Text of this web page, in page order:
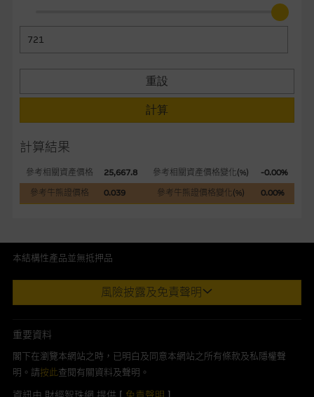
重設
計算
計算結果
參考相關資產價格 25,667.8 參考相關資產價格變化(%)
-0.00%
參考牛熊證價格
0.039 參考牛熊證價格變化(%) 0.00%
網站內容不構成要約及徵求要約，或作為任何合約的根據，以購
買或銷售任何證券、貸款或其他工具。網站內容由麥格理集團所
準備的資料編製而成，但不包括麥格理集團職員所知的資料。
在法律最大許可的情況下，麥格理集團及其任何相關公司或其董
事、高層職員、僱員或代理人不作陳述，亦不保證網站內容，或
任何與本網站相連結的第三者網站，在任何用途方面均可靠、完
整、合時及準確，對任何因任何形式(包括疏忽)由於網站內容的
錯誤、失實、遺漏、或任何人士對網站內容的依賴而導致的損失
或損毀，亦一概不會承擔責任或債務。
本使用條款的所有方面均受香港法例管限。
與結構性產品有關的風險
結構性產品並無抵押品，如發行人無力償債或違約，投資者可能
表現並不反映未來表現。產品的第二市場可能有限而麥格理資本
股份有限公司可能是唯一報價方。閣下應閱讀載于
自行評估箇中風險。如有需要，請徵詢獨立之專業意見。牛熊證
備有強制贖回機制可能被提早終止，届時(i) N類牛熊證投資者會
損失全部投資；而(ii)R類牛熊證之剩餘價值則可能為零。
本結構性產品並無抵押品
此內容來自我們在所示日期時認為可靠之來源，且均以真誠提供。然
而，Macquarie Capital Limited (CE No. AAC 534)(「 MCL 」)不作陳
亦不為資料的準確程度、完整性及合時性負上責任。
本網址由香港證券及期貨事務監察委員會註冊交易商MCL提供。MCL為
本文所提及上市股份有關的Macquarie Bank Limited (ABN 46 008
風險披露及免責聲明
重要資料
閣下在瀏覽本網站之時，已明白及同意本網站之所有條款及私隱權聲
明。請按此查閱有關資料及聲明。